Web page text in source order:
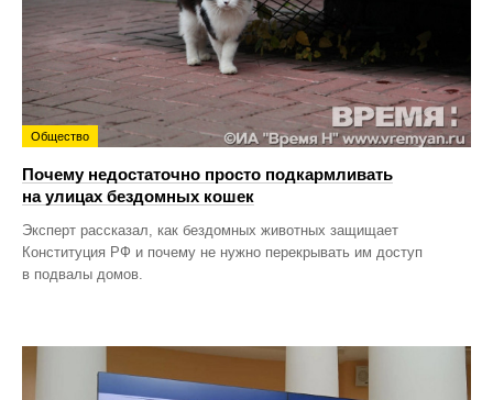
Общество
Почему недостаточно просто подкармливать
на улицах бездомных кошек
Эксперт рассказал, как бездомных животных защищает
Конституция РФ и почему не нужно перекрывать им доступ
в подвалы домов.